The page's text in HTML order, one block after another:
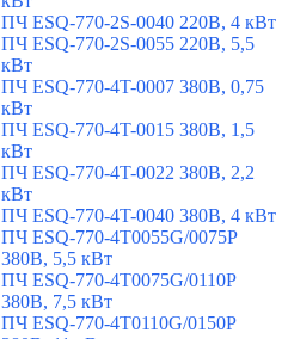
ПЧ ESQ-770-2S-0040 220В, 4 кВт
ПЧ ESQ-770-2S-0055 220В, 5,5
кВт
ПЧ ESQ-770-4T-0007 380В, 0,75
кВт
ПЧ ESQ-770-4T-0015 380В, 1,5
кВт
ПЧ ESQ-770-4T-0022 380В, 2,2
кВт
ПЧ ESQ-770-4T-0040 380В, 4 кВт
ПЧ ESQ-770-4T0055G/0075P
380В, 5,5 кВт
ПЧ ESQ-770-4T0075G/0110P
380В, 7,5 кВт
ПЧ ESQ-770-4T0110G/0150P